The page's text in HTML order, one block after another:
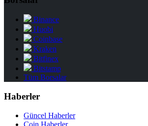
Binance
Huobi
Coinbase
Kraken
Bitfinex
Bitstamp
Tüm Borsalar
Haberler
Güncel Haberler
Coin Haberler